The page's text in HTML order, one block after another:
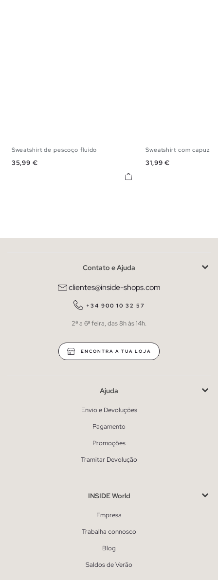
M
Sweatshirt de pescoço fluido
Preço
35,99 €
Sweatshirt com capuz
Preço
31,99 €
Contato e Ajuda
clientes@inside-shops.com
+34 900 10 32 57
2ª a 6ª feira, das 8h às 14h.
ENCONTRA A TUA LOJA
Ajuda
Envio e Devoluções
Pagamento
Promoções
Tramitar Devolução
INSIDE World
Empresa
Trabalha connosco
Blog
Saldos de Verão